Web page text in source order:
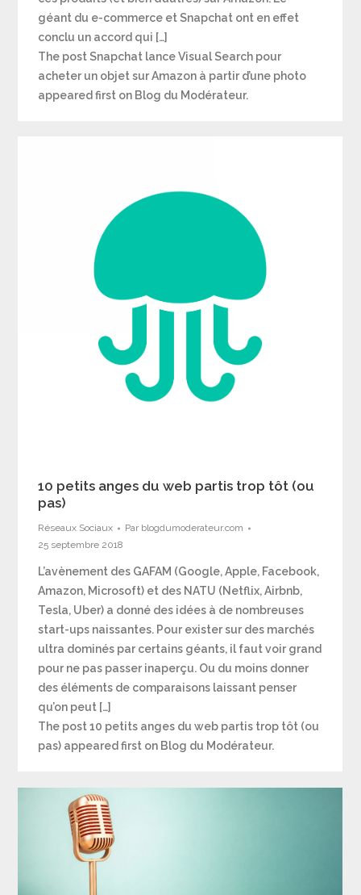
géant du e-commerce et Snapchat ont en effet
conclu un accord qui […]
The post Snapchat lance Visual Search pour
acheter un objet sur Amazon à partir d’une photo
appeared first on Blog du Modérateur.
10 petits anges du web partis trop tôt (ou
pas)
Réseaux Sociaux Par blogdumoderateur.com
25 septembre 2018
L’avènement des GAFAM (Google, Apple, Facebook,
Amazon, Microsoft) et des NATU (Netflix, Airbnb,
Tesla, Uber) a donné des idées à de nombreuses
start-ups naissantes. Pour exister sur des marchés
ultra dominés par certains géants, il faut voir grand
pour ne pas passer inaperçu. Ou du moins donner
des éléments de comparaisons laissant penser
qu’on peut […]
The post 10 petits anges du web partis trop tôt (ou
pas) appeared first on Blog du Modérateur.